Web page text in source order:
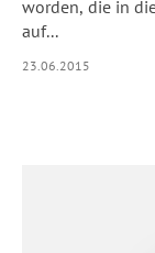
worden, die in
auf...
23.06.2015